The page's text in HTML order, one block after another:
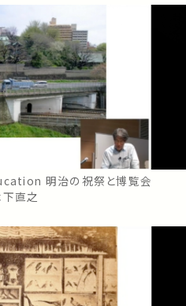
明治の祝祭と博覧会
直之